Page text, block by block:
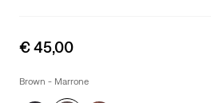
Sale
is
€ 45,00
Brown - Marrone